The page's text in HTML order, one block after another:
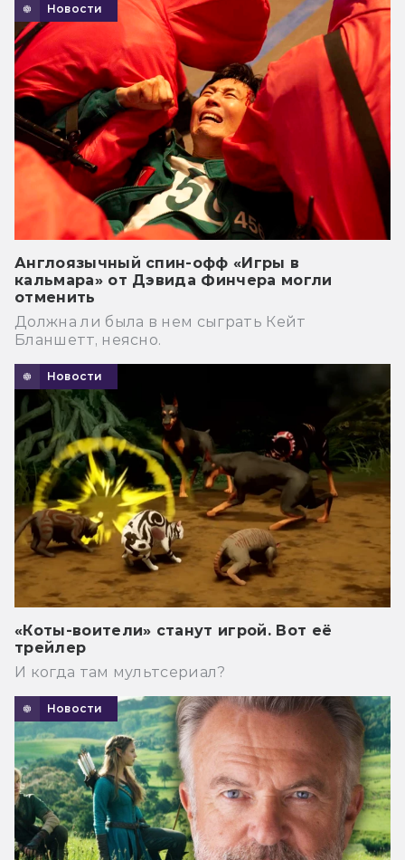
Новости
Англоязычный спин-офф «Игры в
кальмара» от Дэвида Финчера могли
отменить
Должна ли была в нем сыграть Кейт
Бланшетт, неясно.
Новости
«Коты-воители» станут игрой. Вот её
трейлер
И когда там мультсериал?
Новости